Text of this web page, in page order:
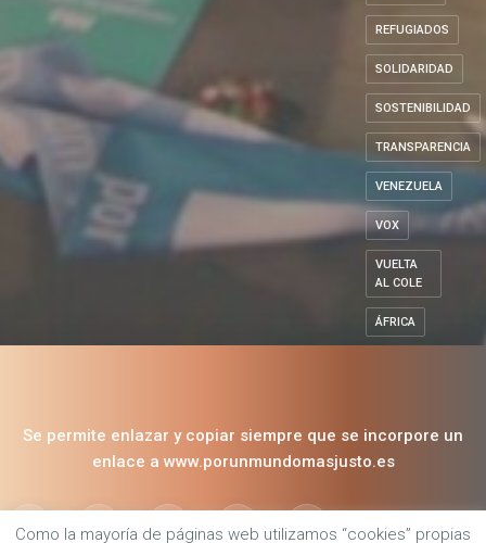
REFUGIADOS
SOLIDARIDAD
SOSTENIBILIDAD
TRANSPARENCIA
VENEZUELA
VOX
VUELTA
AL COLE
ÁFRICA
Se permite enlazar y copiar siempre que se incorpore un
enlace a www.porunmundomasjusto.es
Como la mayoría de páginas web utilizamos “cookies” propias